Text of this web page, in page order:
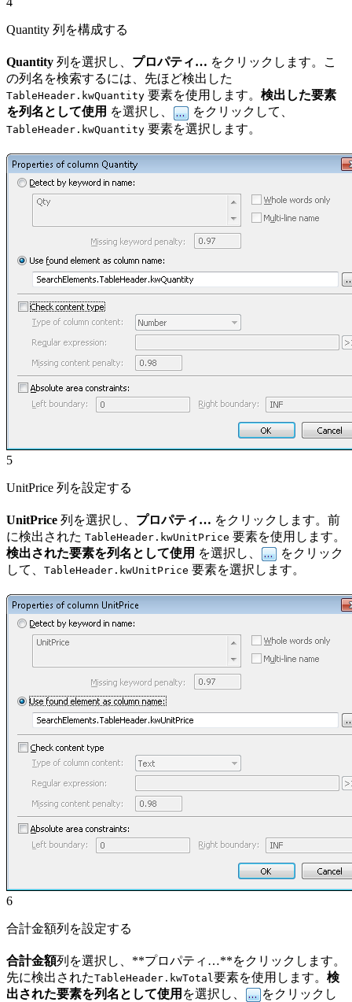
Quantity 列を構成する
Quantity 列を選択し、 プロパティ… をクリックします。こ
の列名を検索するには、先ほど検出した
TableHeader.kwQuantity 要素を使用します。 検出した要素
を列名として使用 を選択し、 をクリックして、
TableHeader.kwQuantity 要素を選択します。
5
UnitPrice 列を設定する
UnitPrice 列を選択し、 プロパティ… をクリックします。前
に検出された TableHeader.kwUnitPrice 要素を使用します。
検出された要素を列名として使用 を選択し、
をクリック
して、 TableHeader.kwUnitPrice 要素を選択します。
6
合計金額列を設定する
合計金額列を選択し、**プロパティ…**をクリックします。
先に検出されたTableHeader.kwTotal 要素を使用します。 検
出された要素を列名として使用 を選択し、
をクリックし